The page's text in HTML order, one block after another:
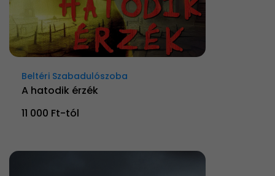
Beltéri Szabadulószoba
A hatodik érzék
11 000 Ft-tól